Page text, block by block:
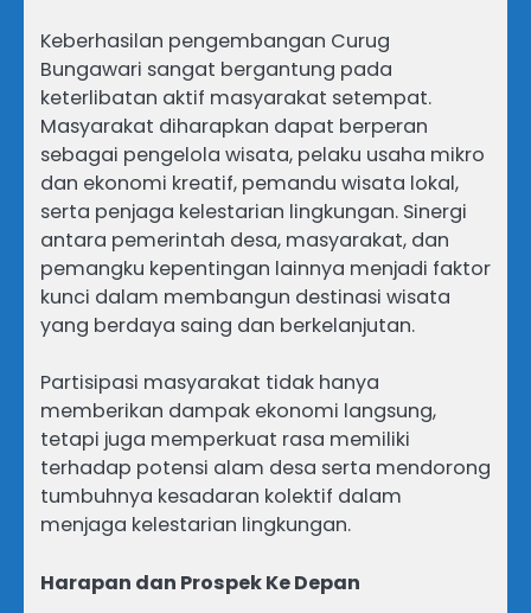
Keberhasilan pengembangan Curug
Bungawari sangat bergantung pada
keterlibatan aktif masyarakat setempat.
Masyarakat diharapkan dapat berperan
sebagai pengelola wisata, pelaku usaha mikro
dan ekonomi kreatif, pemandu wisata lokal,
serta penjaga kelestarian lingkungan. Sinergi
antara pemerintah desa, masyarakat, dan
pemangku kepentingan lainnya menjadi faktor
kunci dalam membangun destinasi wisata
yang berdaya saing dan berkelanjutan.
Partisipasi masyarakat tidak hanya
memberikan dampak ekonomi langsung,
tetapi juga memperkuat rasa memiliki
terhadap potensi alam desa serta mendorong
tumbuhnya kesadaran kolektif dalam
menjaga kelestarian lingkungan.
Harapan dan Prospek Ke Depan